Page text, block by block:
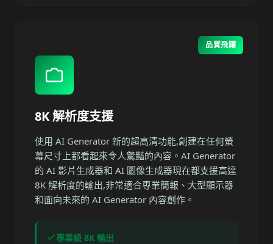
品質飛躍
8K 解析度支援
使用 AI Generator 新的超高清功能,創建在任何螢
幕尺寸上都看起來令人驚豔的內容。AI Generator
的 AI 影片生成器和 AI 圖像生成器現在都支援高達
8K 解析度的輸出,非常適合專業簡報、大型顯示器
和面向未來的 AI Generator 內容創作。
專業級 8K 輸出